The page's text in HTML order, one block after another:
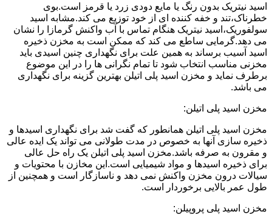
اسید نیتریک بدون رنگ یا مایع دودی زرد یا قرمز است.بوی
خطرناک،تند و خفه کننده ای از خود توزیع می کند.مشابه اسید
سولفوریک،اسید نیتریک هنگام تماس با آب واکنش گرمازا را نشان
می دهد.گرمایی ساطع می کند که ممکن است به مخزن ذخیره
اسید آسیب برساند به همین علت برای نگهداری چنین اسیدی باید
مخزنی مناسب انتخاب شود تا تمام نگرانی ها را در این موضوع
برطرف نماید و مخزن اسید پلی اتیلن بهترین گزینه برای نگهداری
می باشد.
مخزن اسید پلی اتیلن:
مخزن اسید پلی اتیلن همانطور که گفت شد برای نگهداری اسیدها و
ذخیره سازی آنها به خصوص در مدت طولانی می تواند یک ایده عالی
و مقرون به صرفه باشد.مخزن اسید پلی اتیلن یک راه حل عالی
برای ذخیره اسیدها و مواد شیمیایی است.این مخازن با محتویات و
سیالات درون مخزن واکنش نمی دهد و ناسازگار است و همچنین از
طول عمر بالایی برخوردار است.
مخزن اسید پلی پروپیلن: